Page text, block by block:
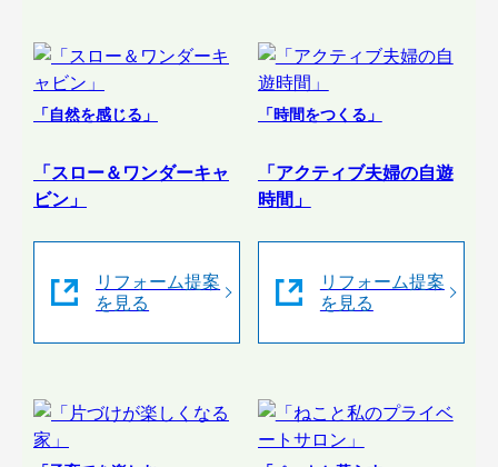
「自然を感じる」
「スロー＆ワンダーキャ
ビン」
リフォーム提案
を見る
「時間をつくる」
「アクティブ夫婦の自遊
時間」
リフォーム提案
を見る